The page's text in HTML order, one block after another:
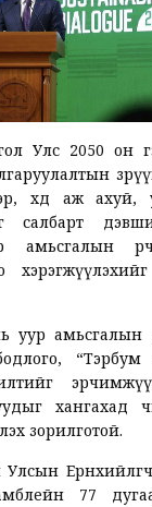
Улс 2050 он
хөдөө аж
салбарт
уур амьсгалын
хангахад
зорилготой.
77